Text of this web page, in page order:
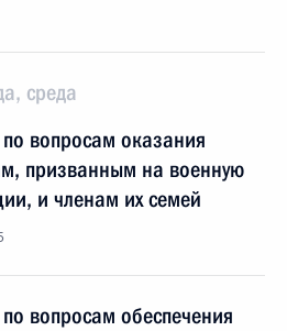
среда
вопросам оказания
призванным на военную
и членам их семей
вопросам обеспечения